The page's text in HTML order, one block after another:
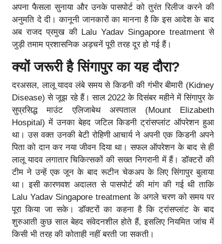
अपना फैसला सुनाया और उनके पासपोर्ट को तुरंत रिलीज करने की
अनुमति दे दी। कानूनी जानकारों का मानना है कि इस आदेश के बाद
अब राजद प्रमुख की Lalu Yadav Singapore treatment से
जुड़ी तमाम प्रशासनिक अड़चनें पूरी तरह दूर हो गई हैं।
क्यों जरूरी है सिंगापुर का यह दौरा?
दरअसल, लालू यादव लंबे समय से किडनी की गंभीर बीमारी (Kidney
Disease) से जूझ रहे हैं। साल 2022 के दिसंबर महीने में सिंगापुर के
सुप्रसिद्ध माउंट एलिजाबेथ अस्पताल (Mount Elizabeth
Hospital) में उनका बेहद जटिल किडनी ट्रांसप्लांट ऑपरेशन हुआ
था। उस वक्त उनकी बेटी रोहिणी आचार्य ने अपनी एक किडनी अपने
पिता को दान कर नया जीवन दिया था। सफल ऑपरेशन के बाद से ही
लालू यादव लगातार चिकित्सकों की सख्त निगरानी में हैं। डॉक्टरों की
टीम ने उन्हें एक जून के बाद रूटीन चेकअप के लिए सिंगापुर बुलाया
था। इसी कारणवश अदालत से पासपोर्ट की मांग की गई थी ताकि
Lalu Yadav Singapore treatment के अगले चरण को समय पर
पूरा किया जा सके। डॉक्टरों का कहना है कि ट्रांसप्लांट के बाद
शुरुआती कुछ साल बेहद संवेदनशील होते हैं, इसलिए नियमित जांच में
किसी भी तरह की कोताही नहीं बरती जा सकती।